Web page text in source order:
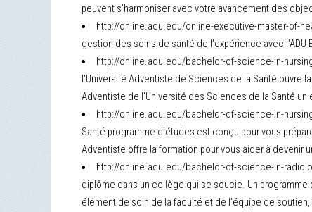
peuvent s'harmoniser avec votre avancement des
http://online.adu.edu/online-executive-master-of-
gestion des soins de santé de l'expérience avec l'ADU
http://online.adu.edu/bachelor-of-science-in-
l'Université Adventiste de Sciences de la Santé ouvre
Adventiste de l'Université des Sciences de la Santé
http://online.adu.edu/bachelor-of-science-in-
Santé programme d'études est conçu pour vous
Adventiste offre la formation pour vous aider à devenir
http://online.adu.edu/bachelor-of-science-in-
diplôme dans un collège qui se soucie. Un
élément de soin de la faculté et de l'équipe de